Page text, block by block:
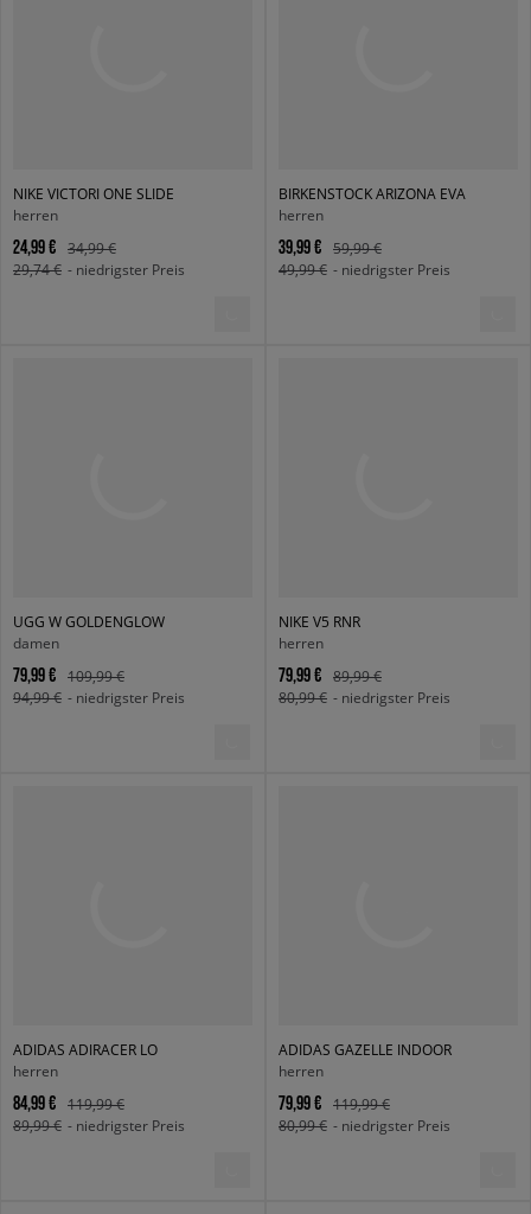
NIKE VICTORI ONE SLIDE
herren
24,99 €
34,99 €
29,74 € - niedrigster Preis
BIRKENSTOCK ARIZONA EVA
herren
39,99 €
59,99 €
49,99 € - niedrigster Preis
UGG W GOLDENGLOW
damen
79,99 €
109,99 €
94,99 € - niedrigster Preis
NIKE V5 RNR
herren
79,99 €
89,99 €
80,99 € - niedrigster Preis
ADIDAS ADIRACER LO
herren
84,99 €
119,99 €
89,99 € - niedrigster Preis
ADIDAS GAZELLE INDOOR
herren
79,99 €
119,99 €
80,99 € - niedrigster Preis